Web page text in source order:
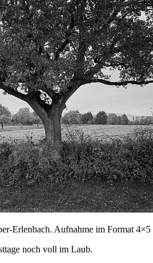
Erlenbach. Aufnahme im Format 4×5
noch voll im Laub.